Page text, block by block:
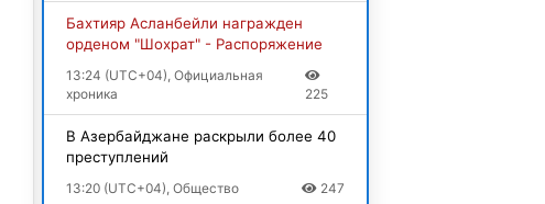
Бахтияр Асланбейли награжден
орденом "Шохрат" - Распоряжение
13:24 (UTC+04), Официальная
хроника
225
В Азербайджане раскрыли более 40
преступлений
13:20 (UTC+04), Общество 247